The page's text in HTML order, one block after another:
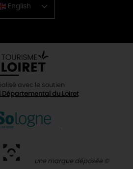
English
Chinese
avec le soutien
Départemental du Loiret
une marque déposée ©